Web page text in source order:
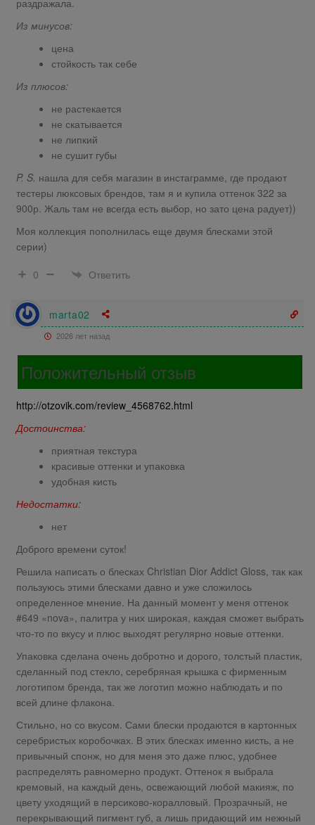
раздражала.
Из минусов:
цена
стойкость так себе
Из плюсов:
не растекается
не скатывается
не липкий
не сушит губы
P. S. нашла для себя магазин в инстаграмме, где продают
тестеры люксовых брендов, там я и купила оттенок 322 за
900р. Жаль там не всегда есть выбор, но зато цена радует))
Моя коллекция пополнилась еще двумя блесками этой
серии)
0
Ответить
marta02
2026 лет назад
Положительный отзыв
http://otzovik.com/review_4568762.html
Достоинства:
приятная текстура
красивые оттенки и упаковка
удобная кисть
Недостатки:
нет
Доброго времени суток!
Решила написать о блесках Christian Dior Addict Gloss, так как
пользуюсь этими блесками давно и уже сложилось
определенное мнение. На данный момент у меня оттенок
#649 «nova», палитра у них широкая, каждая сможет выбрать
что-то по вкусу и плюс выходят регулярно новые оттенки.
Упаковка сделана очень добротно и дорого, толстый пластик,
сделанный под стекло, серебряная крышка с фирменным
логотипом бренда, так же логотип можно наблюдать и по
всей длине флакона.
Стильно, но со вкусом. Сами блески продаются в картонных
серебристых коробочках. В этих блесках именно кисть, а не
привычный спонж, но для меня это даже плюс, удобнее
распределять равномерно продукт. Оттенок я выбрала
кремовый, на каждый день, освежающий любой макияж, по
цвету уходящий в персиково-коралловый. Прозрачный, не
перекрывающий пигмент губ, а лишь придающий им нежный